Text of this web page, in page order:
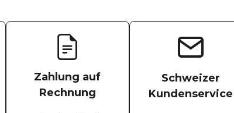
Zahlung auf
Rechnung
Schweizer
Kundenservice